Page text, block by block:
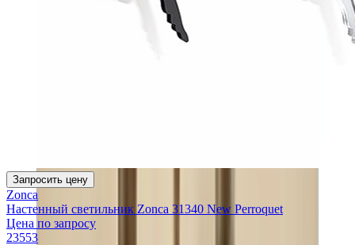
Запросить цену
Zonca
Настенный светильник Zonca 31340 New Perroquet
Цена по запросу
23553